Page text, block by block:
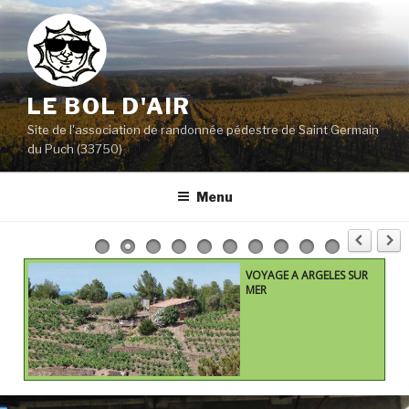
Aller
contenu
principal
LE BOL D'AIR
Site de l'association de randonnée pédestre de Saint Germain
du Puch (33750)
Menu
VOYAGE A ARGELES SUR
MER